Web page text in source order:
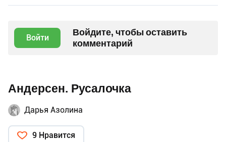
Войти
Войдите, чтобы оставить
комментарий
Андерсен. Русалочка
Дарья Азолина
9 Нравится